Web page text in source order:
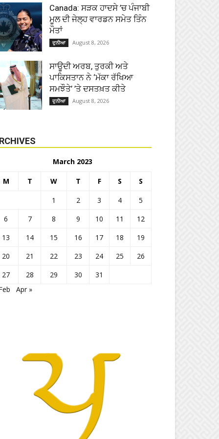
Canada: ਸੜਕ ਹਾਦਸੇ ’ਚ ਪੰਜਾਬੀ
ਮੂਲ ਦੀ ਜੇਲ੍ਹ ਵਾਰਡਨ ਸਮੇਤ ਤਿੰਨ
ਮੌਤਾਂ
ਦੁਨੀਆ August 8, 2026
ਸਾਊਦੀ ਅਰਬ, ਤੁਰਕੀ ਅਤੇ
ਪਾਕਿਸਤਾਨ ਨੇ ‘ਮੱਕਾ ਰੱਖਿਆ
ਸਮਝੌਤੇ’ ’ਤੇ ਦਸਤਖ਼ਤ ਕੀਤੇ
ਦੁਨੀਆ August 8, 2026
March 2023
M T W T F S S
1 2 3 4
5
6
7 8 9 10 11
12
13
14 15 16 17 18
19
20
21 22 23 24 25
26
27
28 29 30
31
Apr »